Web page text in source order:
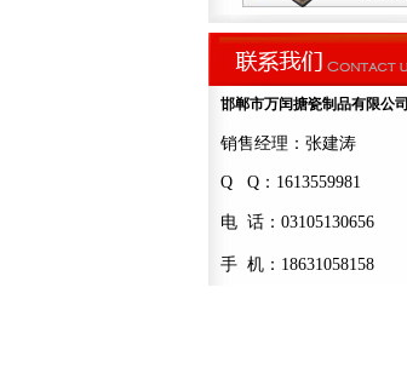
邯郸市万闰搪瓷制品有限公司
销售经理：张建涛
Q Q：1613559981
电 话：03105130656
手 机：18631058158